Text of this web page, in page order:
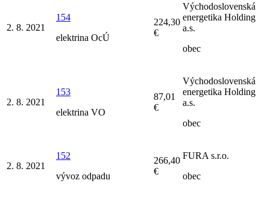
2. 8. 2021
154
elektrina OcÚ
224,30
€
Východoslovenská
energetika Holding
a.s.
obec
2. 8. 2021
153
elektrina VO
87,01
€
Východoslovenská
energetika Holding
a.s.
obec
2. 8. 2021
152
vývoz odpadu
266,40
€
FURA s.r.o.
obec